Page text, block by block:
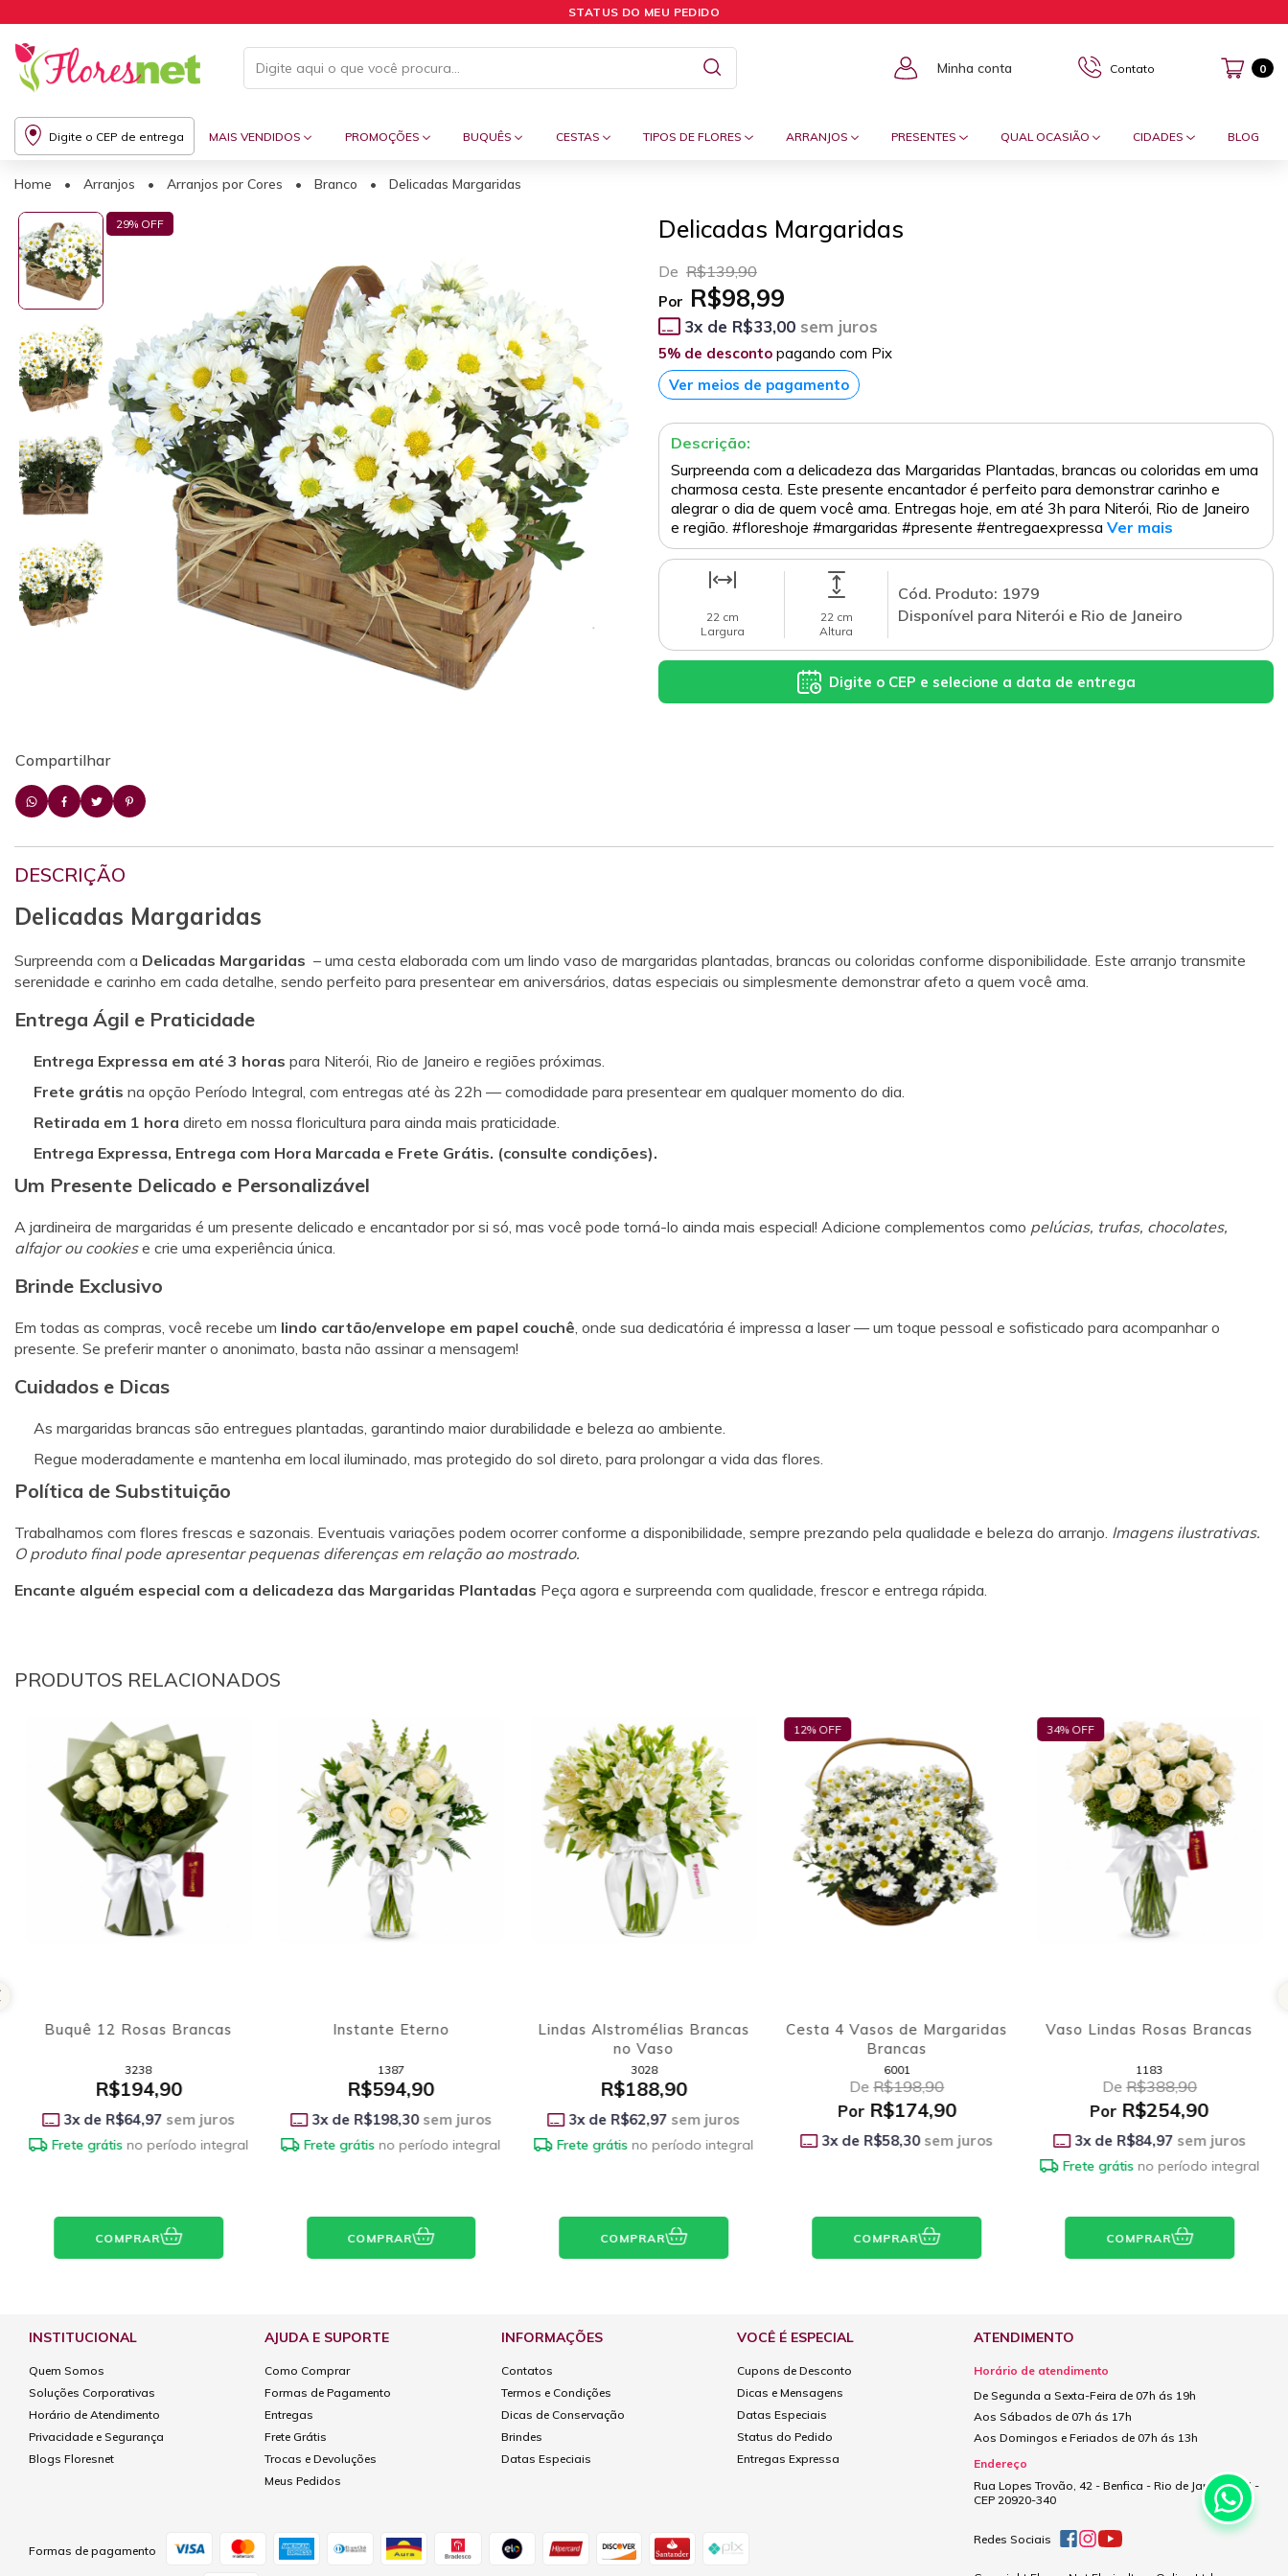
STATUS DO MEU PEDIDO
Minha conta Contato 0
Digite o CEP de entrega MAIS VENDIDOS PROMOÇÕES BUQUÊS CESTAS TIPOS DE FLORES ARRANJOS PRESENTES QUAL OCASIÃO CIDADES BLOG
Home • Arranjos • Arranjos por Cores • Branco • Delicadas Margaridas
29% OFF
Compartilhar
Delicadas Margaridas
De R$139,90
Por R$98,99
3x de R$33,00 sem juros
5% de desconto pagando com Pix
Ver meios de pagamento
Descrição:
Surpreenda com a delicadeza das Margaridas Plantadas, brancas ou coloridas em uma
charmosa cesta. Este presente encantador é perfeito para demonstrar carinho e
alegrar o dia de quem você ama. Entregas hoje, em até 3h para Niterói, Rio de Janeiro
e região. #floreshoje #margaridas #presente #entregaexpressa Ver mais
22 cm
Largura
22 cm
Altura
Cód. Produto: 1979
Disponível para Niterói e Rio de Janeiro
Digite o CEP e selecione a data de entrega
DESCRIÇÃO
Delicadas Margaridas
Surpreenda com a Delicadas Margaridas – uma cesta elaborada com um lindo vaso de margaridas plantadas, brancas ou coloridas conforme disponibilidade. Este arranjo transmite
serenidade e carinho em cada detalhe, sendo perfeito para presentear em aniversários, datas especiais ou simplesmente demonstrar afeto a quem você ama.
Entrega Ágil e Praticidade
Entrega Expressa em até 3 horas para Niterói, Rio de Janeiro e regiões próximas.
Frete grátis na opção Período Integral, com entregas até às 22h — comodidade para presentear em qualquer momento do dia.
Retirada em 1 hora direto em nossa floricultura para ainda mais praticidade.
Entrega Expressa, Entrega com Hora Marcada e Frete Grátis. (consulte condições).
Um Presente Delicado e Personalizável
A jardineira de margaridas é um presente delicado e encantador por si só, mas você pode torná-lo ainda mais especial! Adicione complementos como pelúcias, trufas, chocolates,
alfajor ou cookiese crie uma experiência única.
Brinde Exclusivo
Em todas as compras, você recebe um lindo cartão/envelope em papel couchê, onde sua dedicatória é impressa a laser — um toque pessoal e sofisticado para acompanhar o
presente. Se preferir manter o anonimato, basta não assinar a mensagem!
Cuidados e Dicas
As margaridas brancas são entregues plantadas, garantindo maior durabilidade e beleza ao ambiente.
Regue moderadamente e mantenha em local iluminado, mas protegido do sol direto, para prolongar a vida das flores.
Política de Substituição
Trabalhamos com flores frescas e sazonais. Eventuais variações podem ocorrer conforme a disponibilidade, sempre prezando pela qualidade e beleza do arranjo. Imagens ilustrativas.
O produto final pode apresentar pequenas diferenças em relação ao mostrado.
Encante alguém especial com a delicadeza das Margaridas Plantadas Peça agora e surpreenda com qualidade, frescor e entrega rápida.
PRODUTOS RELACIONADOS
Vaso Flores Campestres
R$194,90
PorR$162,90
3x de R$54,30 sem juros
COMPRAR
Buquê 12 Rosas Brancas
R$194,90
x de R$64,97sem juros
Frete grátis no período integral
COMPRAR
Instante Eterno
R$594,90
x de R$198,30sem juros
Frete grátis no período integral
COMPRAR
Lindas Alstromélias Brancas
no Vaso
R$188,90
R$62,97sem juros
Frete grátis no período integral
COMPRAR
% OFF
Cesta 4 Vasos de Margaridas
R$198,90
R$174,90
x de R$58,30sem juros
COMPRAR
INSTITUCIONAL
Quem Somos
Soluções Corporativas
Horário de Atendimento
Privacidade e Segurança
Blogs Floresnet
AJUDA E SUPORTE
Como Comprar
Formas de Pagamento
Entregas
Frete Grátis
Trocas e Devoluções
Meus Pedidos
INFORMAÇÕES
Contatos
Termos e Condições
Dicas de Conservação
Brindes
Datas Especiais
VOCÊ É ESPECIAL
Cupons de Desconto
Dicas e Mensagens
Datas Especiais
Status do Pedido
Entregas Expressa
ATENDIMENTO
Horário de atendimento
De Segunda a Sexta-Feira de 07h ás 19h
Aos Sábados de 07h ás 17h
Aos Domingos e Feriados de 07h ás 13h
Endereço
Rua Lopes Trovão, 42 - Benfica - Rio de Janeiro - RJ -
CEP 20920-340
Formas de pagamento
Redes Sociais